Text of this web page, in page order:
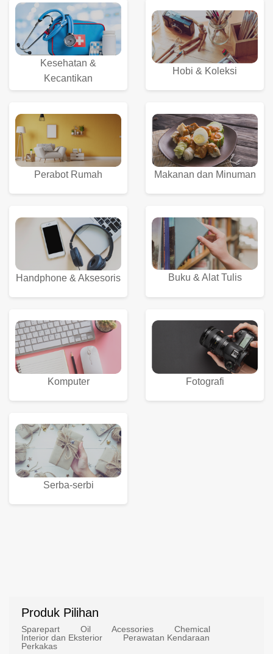
Kesehatan &
Kecantikan
Hobi & Koleksi
Perabot Rumah Makanan dan Minuman
Handphone & Aksesoris Buku & Alat Tulis
Komputer Fotografi
Serba-serbi
Produk Pilihan
Sparepart Oil Acessories
Chemical
Interior dan Eksterior
Perawatan Kendaraan
Perkakas